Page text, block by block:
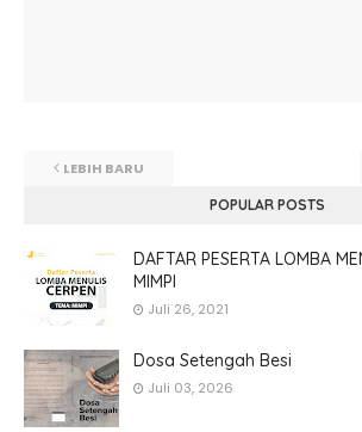
LEBIH BARU
POPULAR POSTS
DAFTAR PESERTA LOMBA
MIMPI
Juli 26, 2021
Dosa Setengah Besi
Juli 03, 2026